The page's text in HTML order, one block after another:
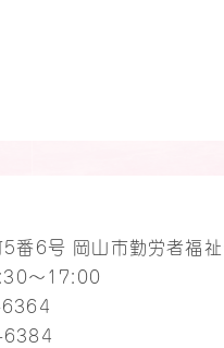
番6号 岡山市勤労者福
～17:00